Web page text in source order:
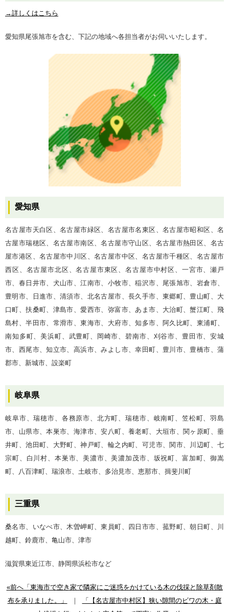
→詳しくはこちら
愛知県尾張旭市を含む、下記の地域へ各担当者がお伺いいたします。
愛知県
名古屋市天白区、名古屋市緑区、名古屋市名東区、名古屋市昭和区、名
古屋市瑞穂区、名古屋市南区、名古屋市守山区、名古屋市熱田区、名古
屋市港区、名古屋市中川区、名古屋市中区、名古屋市千種区、名古屋市
西区、名古屋市北区、名古屋市東区、名古屋市中村区、一宮市、瀬戸
市、春日井市、犬山市、江南市、小牧市、稲沢市、尾張旭市、岩倉市、
豊明市、日進市、清須市、北名古屋市、長久手市、東郷町、豊山町、大
口町、扶桑町、津島市、愛西市、弥富市、あま市、大治町、蟹江町、飛
島村、半田市、常滑市、東海市、大府市、知多市、阿久比町、東浦町、
南知多町、美浜町、武豊町、岡崎市、碧南市、刈谷市、豊田市、安城
市、西尾市、知立市、高浜市、みよし市、幸田町、豊川市、豊橋市、蒲
郡市、新城市、設楽町
岐阜県
岐阜市、瑞穂市、各務原市、北方町、瑞穂市、岐南町、笠松町、羽島
市、山県市、本巣市、海津市、安八町、養老町、大垣市、関ヶ原町、垂
井町、池田町、大野町、神戸町、輪之内町、可児市、関市、川辺町、七
宗町、白川村、本巣市、美濃市、美濃加茂市、坂祝町、富加町、御嵩
町、八百津町、瑞浪市、土岐市、多治見市、恵那市、揖斐川町
三重県
桑名市、いなべ市、木曽岬町、東員町、四日市市、菰野町、朝日町、川
越町、鈴鹿市、亀山市、津市
滋賀県東近江市、静岡県浜松市など
«前へ「東海市で空き家で隣家にご迷惑をかけている木の伐採と除草剤散
布を承りました。」
｜
「【名古屋市中村区】狭い隙間のビワの木・庭